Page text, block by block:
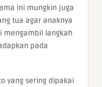
ini mungkin juga
tua agar anaknya
mengambil langkah
pada
yang sering dipakai